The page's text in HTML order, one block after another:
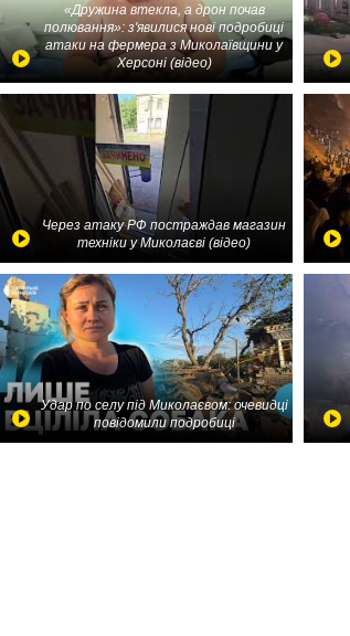
«Дружина втекла, а дрон почав
полювання»: з'явилися нові подробиці
атаки на фермера з Миколаївщини у
Херсоні (відео)
Через атаку РФ постраждав магазин
техніки у Миколаєві (відео)
Удар по селу під Миколаєвом: очевидці
повідомили подробиці